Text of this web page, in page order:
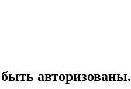
авторизованы.